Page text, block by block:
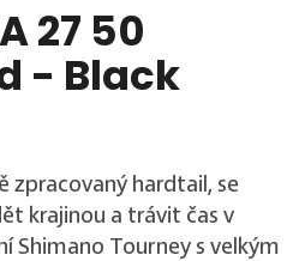
27 50
- Black
zpracovaný hardtail, se
krajinou a trávit čas v
Shimano Tourney s velkým